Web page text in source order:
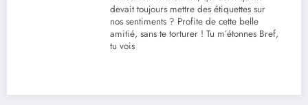
devait toujours mettre des étiquettes sur
nos sentiments ? Profite de cette belle
amitié, sans te torturer ! Tu m’étonnes Bref,
tu vois